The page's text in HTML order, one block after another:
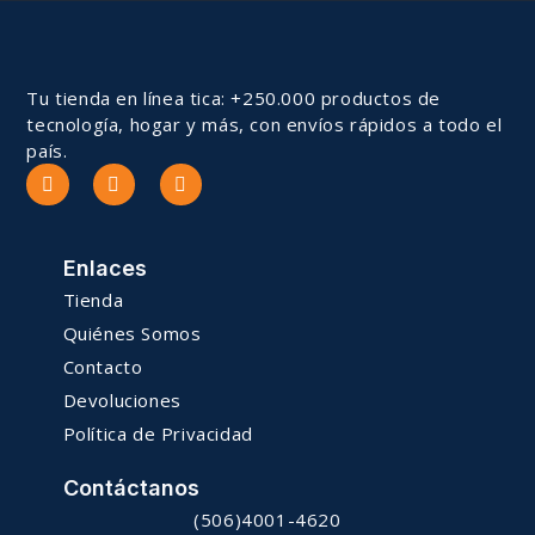
Tu tienda en línea tica: +250.000 productos de
tecnología, hogar y más, con envíos rápidos a todo el
país.
Enlaces
Tienda
Quiénes Somos
Contacto
Devoluciones
Política de Privacidad
Contáctanos
(506)4001-4620